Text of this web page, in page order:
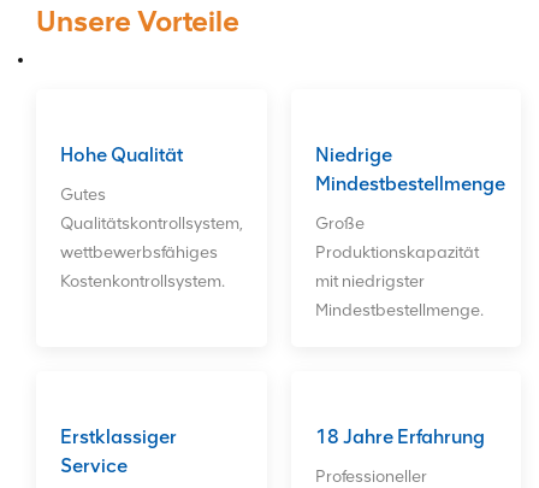
kundenspezifische Server und
einen langfristigen, guten
Kundendienst. ODM-Bestellungen
sind willkommen!
Unsere Vorteile
Hohe Qualität
Gutes
Qualitätskontrollsystem,
wettbewerbsfähiges
Kostenkontrollsystem.
Niedrige
Mindestbestellmenge
Große
Produktionskapazität
mit niedrigster
Mindestbestellmenge.
Erstklassiger
Service
18 Jahre Erfahrung
Professioneller